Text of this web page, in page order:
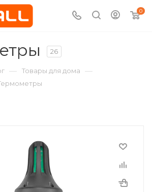
0
26
— Товары для дома —